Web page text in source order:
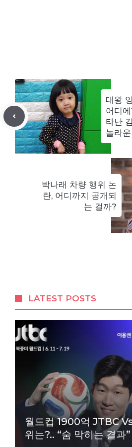
대왕
어디
타난
놀라
박나래 차량 행위 논
란, 어디까지 공개되
는 걸까?
LATEST POSTS
월드컵 1900억 JTBC
위는?.. “숨 막히는 결과”